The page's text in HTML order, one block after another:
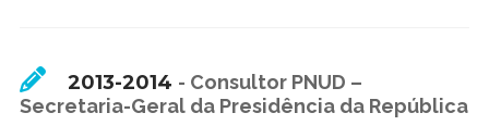
2013-2014 - Consultor PNUD –
Secretaria-Geral da Presidência da República